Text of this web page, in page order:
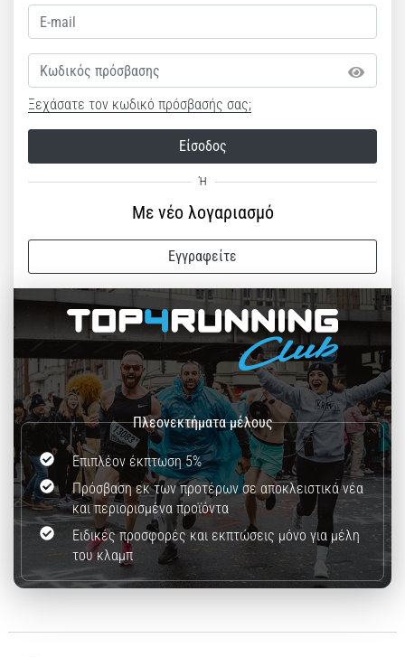
Κωδικός πρόσβασης
Ξεχάσατε τον κωδικό πρόσβασής σας;
Είσοδος
Με νέο λογαριασμό
Εγγραφείτε
Επιπλέον έκπτωση 5%
Πρόσβαση εκ των προτέρων σε αποκλειστικά νέα
και περιορισμένα προϊόντα
Ειδικές προσφορές και εκπτώσεις μόνο για μέλη
του κλαμπ